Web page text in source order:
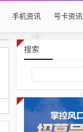
手机资讯 号卡资讯
搜索